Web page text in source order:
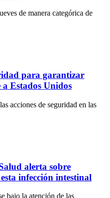
de manera categórica de
para garantizar
a Estados Unidos
acciones de seguridad en las
alerta sobre
infección intestinal
bajo la atención de las